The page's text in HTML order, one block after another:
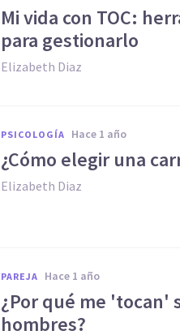
Mi vida con TOC:
para gestionarlo
Elizabeth Diaz
PSICOLOGÍA hace 1 año
¿Cómo elegir una
Elizabeth Diaz
PAREJA hace 1 año
¿Por qué me 'tocan'
hombres?